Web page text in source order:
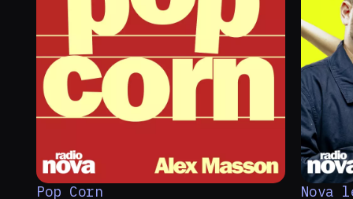
Pop Corn Nova